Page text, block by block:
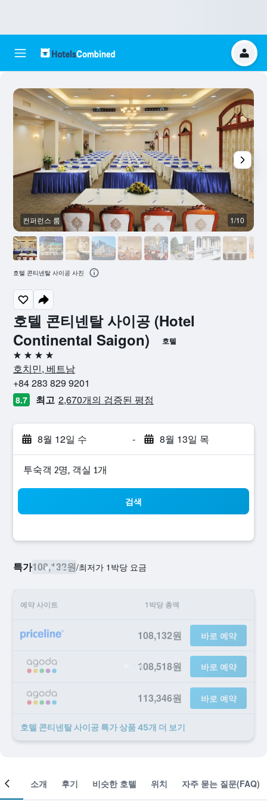
호텔 콘티넨탈 사이공 (Hotel
Continental Saigon)
호텔
4성급
호치민, 베트남
+84 283 829 9201
8.7 최고 2,670개의 검증된 평점
8월 12일 수 - 8월 13일 목
​투숙객 2​명, ​객실 1개
검색
특가108,132원/​최저가 1박당 요금
예약 사이트 1박당 총액
108,132원 바로 예약
108,518원 바로 예약
113,346원 바로 예약
호텔 콘티넨탈 사이공 ​특가 ​상품 45개 ​더 ​보기
컨퍼런스 룸 1/10
호텔 콘티넨탈 사이공 사진
객실 소개 후기 비슷한 호텔 위치 자주 묻는 질문(FAQ)